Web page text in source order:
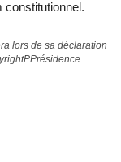
lors de sa déclaration